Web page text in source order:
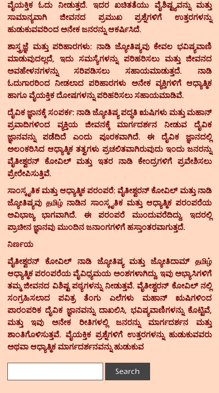
ವೈಯಕ್ತಿಕ ಓದು ನೀಡುತ್ತದೆ. ಇದರ ಖಚಿತತೆಯು ವೈಶಿಷ್ಟ್ಯವನ್ನು ಮತ್ತು
ಸಾಮಾನ್ಯವಾಗಿ ಜೀವನದ ಪ್ರಮುಖ ಪ್ರಶ್ನೆಗಳಿಗೆ ಉತ್ತರಗಳನ್ನು
ಹುಡುಕುವವರಿಂದ ಅನೇಕ ಜನರನ್ನು ಆಕರ್ಷಿಸಿದೆ.
ಶಾಸ್ತ್ರಜ್ಞೆ ಮತ್ತು ಪರಿಹಾರಗಳು: ನಾಡಿ ಜ್ಯೋತಿಷ್ಯವು ಕೇವಲ ಭವಿಷ್ಯವಾಣಿ
ಮಾಡುವುದಲ್ಲದೆ, ಇದು ಸಮಸ್ಯೆಗಳನ್ನು ಪರಿಹರಿಸಲು ಮತ್ತು ಜೀವನದ
ಅವಹೇಳನಗಳನ್ನು ಸರಿಪಡಿಸಲು ಸಹಾಯಮಾಡುತ್ತದೆ. ನಾಡಿ
ಓದುಗಾರರಿಂದ ನೀಡಲಾದ ಪರಿಹಾರಗಳು ಅನೇಕ ವ್ಯಕ್ತಿಗಳಿಗೆ ಆಧ್ಯಾತ್ಮಿಕ
ಹಾಗೂ ವೈಯಕ್ತಿಕ ದೋಷಗಳನ್ನು ಪರಿಹರಿಸಲು ಸಹಾಯಮಾಡಿವೆ.
ದೈವಿಕ ಜ್ಞಾನಕ್ಕೆ ಸಂಪರ್ಕ: ನಾಡಿ ಜ್ಯೋತಿಷ್ಯ ಪದ್ಧತಿ ಋಷಿಗಳು ಮತ್ತು ಮಹಾನ್
ಪ್ರವಾದಿಗಳಿಂದ ವ್ಯಕ್ತಿಯ ಜೀವನಕ್ಕೆ ಮಾರ್ಗದರ್ಶನ ನೀಡುವ ದೈವಿಕ
ಜ್ಞಾನವನ್ನು ಪಡೆದಿದೆ ಎಂದು ಪೂರಕವಾಗಿದೆ. ಈ ದೈವಿಕ ಜ್ಞಾನದಲ್ಲಿ
ಅಲಂಕರಿಸಿದ ಆಧ್ಯಾತ್ಮಿಕ ತತ್ವಗಳು ಪ್ರಚಲಿತವಾಗಿರುವುದು ಇಂದು ಜನರನ್ನು
ವೈತೀಶ್ವರನ್ ಕೋವಿಲ್ ಮತ್ತು ಇತರ ನಾಡಿ ಕೇಂದ್ರಗಳಿಗೆ ಪ್ರವೇಶಿಸಲು
ಪ್ರೇರೇಪಿಸುತ್ತಿವೆ.
ಸಾಂಸ್ಕೃತಿಕ ಮತ್ತು ಆಧ್ಯಾತ್ಮಿಕ ಪರಂಪರೆ:ವೈತೀಶ್ವರನ್ ಕೋವಿಲ್ ಮತ್ತು ನಾಡಿ
ಜ್ಯೋತಿಷ್ಯವು தமிழ் ನಾಡಿನ ಸಾಂಸ್ಕೃತಿಕ ಮತ್ತು ಆಧ್ಯಾತ್ಮಿಕ ಪರಂಪರೆಯ
ಅವಿಭಾಜ್ಯ ಭಾಗವಾಗಿದೆ. ಈ ಪರಂಪರೆ ಮುಂದುವರೆದಿದ್ದು, ಇದರಲ್ಲಿ
ಪ್ರಾಚೀನ ಜ್ಞಾನವು ಮುಂದಿನ ಜನಾಂಗಗಳಿಗೆ ಹಸ್ತಾಂತರವಾಗುತ್ತದೆ.
ನಿರ್ಣಯ
ವೈತೀಶ್ವರನ್ ಕೋವಿಲ್ ನಾಡಿ ಜ್ಯೋತಿಷ್ಯ ಮತ್ತು ಜ್ಯೋತಿದಾಮ್ தமிழ்
ಆಧ್ಯಾತ್ಮಿಕ ಪರಂಪರೆಯ ವೈವಿಧ್ಯಮಯ ಅಂಶಗಳಾಗಿದ್ದು, ಇವು ಅಭ್ಯಾಸಿಗಳಿಗೆ
ತಮ್ಮ ಜೀವನದ ವಿಶಿಷ್ಟ ಪಠ್ಯಗಳನ್ನು ನೀಡುತ್ತವೆ. ವೈತೀಶ್ವರನ್ ಕೋವಿಲ್ ನಲ್ಲಿ
ಸಂಗ್ರಹಿಸಲಾದ ಪವಿತ್ರ ತೆಂಗು ಎಲೆಗಳು ಮಹಾನ್ ಋಷಿಗಳಿಂದ
ಪಾರಂಪರಿಕ ದೈವಿಕ ಜ್ಞಾನವನ್ನು ದಾಖಲಿಸಿ, ಭವಿಷ್ಯವಾಣಿಗಳನ್ನು ಕೊಟ್ಟಿವೆ,
ಮತ್ತು ಇವು ಅನೇಕ ರೀತಿಗಳಲ್ಲಿ ಜನರನ್ನು ಮಾರ್ಗದರ್ಶನ ಮತ್ತು
ಶಾಂತಿಗೊಳಿಸುತ್ತವೆ. ವೈಯಕ್ತಿಕ ಪ್ರಶ್ನೆಗಳಿಗೆ ಉತ್ತರಗಳನ್ನು ಹುಡುಕುವವರು
ಅಥವಾ ಆಧ್ಯಾತ್ಮಿಕ ಮಾರ್ಗದರ್ಶನವನ್ನು ಹುಡುಕುವ